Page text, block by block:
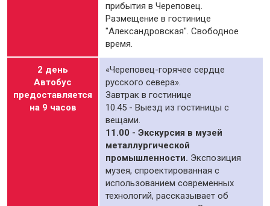
прибытия в Череповец.
Размещение в гостинице
"Александровская". Свободное
время.
2 день
Автобус
предоставляется
на 9 часов
«Череповец-горячее сердце
русского севера».
Завтрак в гостинице
10.45 - Выезд из гостиницы с
вещами.
11.00 - Экскурсия в музей
металлургической
промышленности. Экспозиция
музея, спроектированная с
использованием современных
технологий, рассказывает об